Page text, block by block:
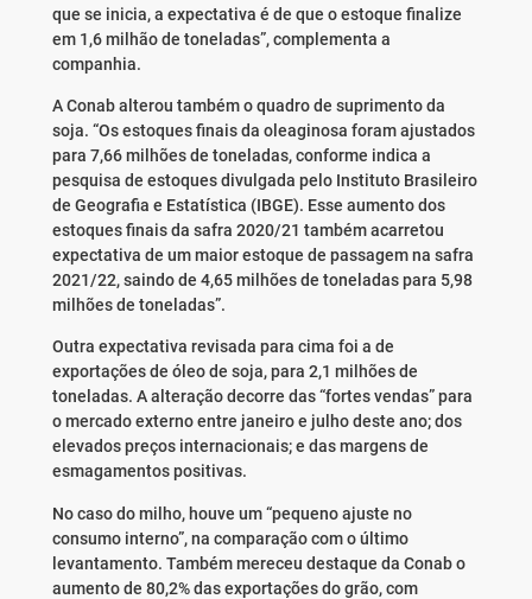
que se inicia, a expectativa é de que o estoque finalize
em 1,6 milhão de toneladas”, complementa a
companhia.
A Conab alterou também o quadro de suprimento da
soja. “Os estoques finais da oleaginosa foram ajustados
para 7,66 milhões de toneladas, conforme indica a
pesquisa de estoques divulgada pelo Instituto Brasileiro
de Geografia e Estatística (IBGE). Esse aumento dos
estoques finais da safra 2020/21 também acarretou
expectativa de um maior estoque de passagem na safra
2021/22, saindo de 4,65 milhões de toneladas para 5,98
milhões de toneladas”.
Outra expectativa revisada para cima foi a de
exportações de óleo de soja, para 2,1 milhões de
toneladas. A alteração decorre das “fortes vendas” para
o mercado externo entre janeiro e julho deste ano; dos
elevados preços internacionais; e das margens de
esmagamentos positivas.
No caso do milho, houve um “pequeno ajuste no
consumo interno”, na comparação com o último
levantamento. Também mereceu destaque da Conab o
aumento de 80,2% das exportações do grão, com